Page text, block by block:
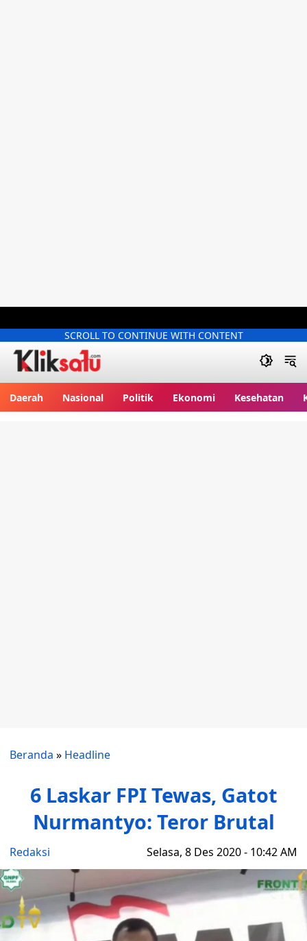
SCROLL TO CONTINUE WITH CONTENT
Daerah Nasional Politik Ekonomi Kesehatan
Beranda » Headline
6 Laskar FPI Tewas, Gatot
Nurmantyo: Teror Brutal
Redaksi Selasa, 8 Des 2020 - 10:42 AM